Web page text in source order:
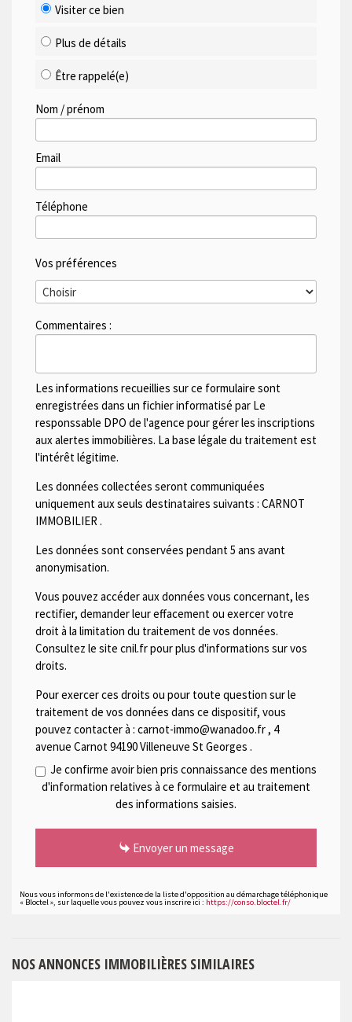
Visiter ce bien
Plus de détails
Être rappelé(e)
Nom / prénom
Email
Téléphone
Vos préférences
Commentaires :
Les informations recueillies sur ce formulaire sont
enregistrées dans un fichier informatisé par Le
responssable DPO de l'agence pour gérer les inscriptions
aux alertes immobilières. La base légale du traitement est
l'intérêt légitime.
Les données collectées seront communiquées
uniquement aux seuls destinataires suivants : CARNOT
IMMOBILIER .
Les données sont conservées pendant 5 ans avant
anonymisation.
Vous pouvez accéder aux données vous concernant, les
rectifier, demander leur effacement ou exercer votre
droit à la limitation du traitement de vos données.
Consultez le site cnil.fr pour plus d'informations sur vos
droits.
Pour exercer ces droits ou pour toute question sur le
traitement de vos données dans ce dispositif, vous
pouvez contacter à : carnot-immo@wanadoo.fr, 4
avenue Carnot 94190 Villeneuve St Georges .
Je confirme avoir bien pris connaissance des mentions
d'information relatives à ce formulaire et au traitement
des informations saisies.
Envoyer un message
Nous vous informons de l'existence de la liste d'opposition au démarchage téléphonique
« Bloctel », sur laquelle vous pouvez vous inscrire ici : https://conso.bloctel.fr/
NOS ANNONCES IMMOBILIÈRES SIMILAIRES